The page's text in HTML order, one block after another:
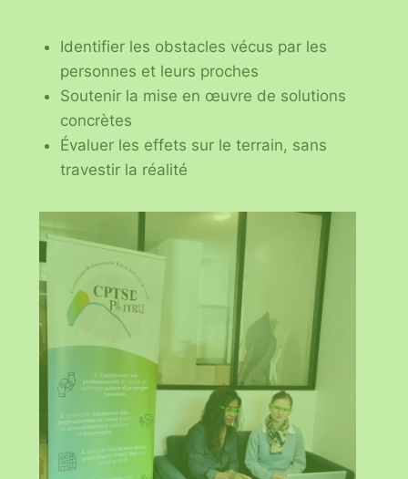
Identifier les obstacles vécus par les
personnes et leurs proches
Soutenir la mise en œuvre de solutions
concrètes
Évaluer les effets sur le terrain, sans
travestir la réalité